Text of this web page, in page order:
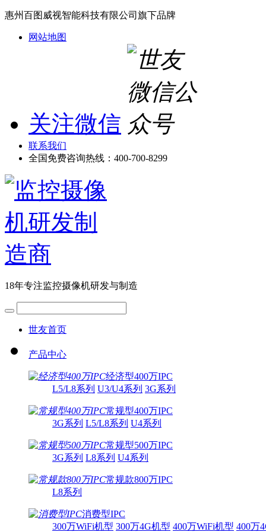
惠州百图威视智能科技有限公司旗下品牌
网站地图
关注微信
联系我们
全国免费咨询热线： 400-700-8299
18年专注监控摄像机研发与制造
世友首页
产品中心
经济型400万IPC
L5/L8系列 U3/U4系列 3G系列
常规型400万IPC
3G系列 L5/L8系列 U4系列
常规型500万IPC
3G系列 L8系列 U4系列
常规款800万IPC
L8系列
消费型IPC
300万WiFi机型 300万4G机型 400万WiFi机型 400万